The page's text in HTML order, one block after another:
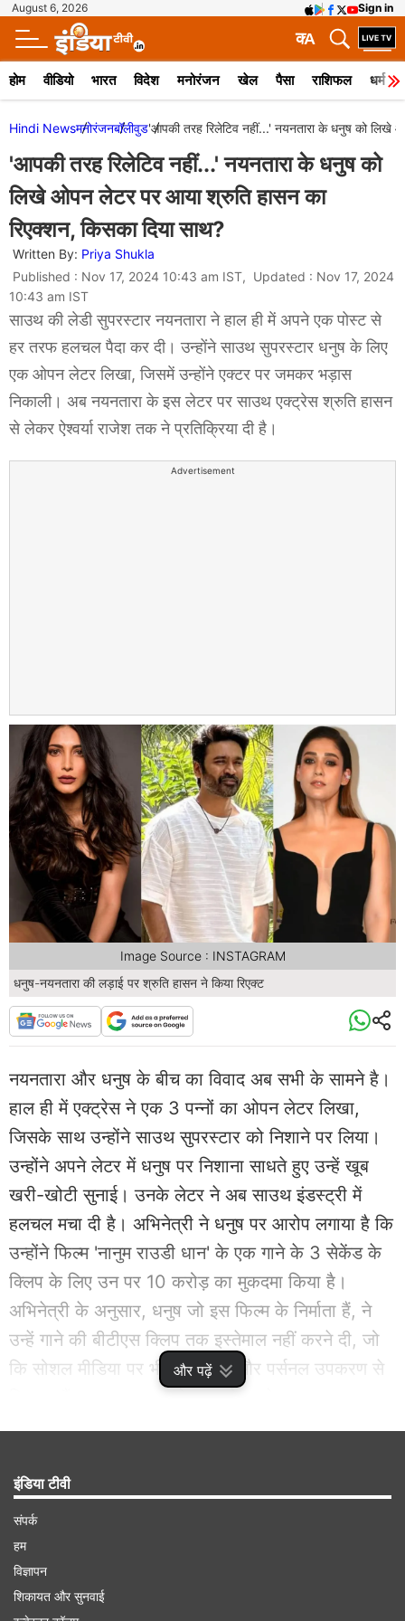
August 6, 2026 Sign in
A
क
होम वीडियो भारत विदेश मनोरंजन खेल पैसा राशिफल धर्म
और पढ़ें
Hindi Newsमनोरंजनबॉलीवुड'आपकी तरह रिलेटिव नहीं...' नयनतारा के धनुष को लिखे
'आपकी तरह रिलेटिव नहीं...' नयनतारा के धनुष को
लिखे ओपन लेटर पर आया श्रुति हासन का
रिएक्शन, किसका दिया साथ?
Written By: Priya Shukla
Published : Nov 17, 2024 10:43 am IST, Updated : Nov 17, 2024
10:43 am IST
साउथ की लेडी सुपरस्टार नयनतारा ने हाल ही में अपने एक पोस्ट से
हर तरफ हलचल पैदा कर दी। उन्होंने साउथ सुपरस्टार धनुष के लिए
एक ओपन लेटर लिखा, जिसमें उन्होंने एक्टर पर जमकर भड़ास
निकाली। अब नयनतारा के इस लेटर पर साउथ एक्ट्रेस श्रुति हासन
से लेकर ऐश्वर्या राजेश तक ने प्रतिक्रिया दी है।
Advertisement
धनुष-नयनतारा की लड़ाई पर श्रुति हासन ने किया रिएक्ट
Image Source : INSTAGRAM
नयनतारा और धनुष के बीच का विवाद अब सभी के सामने है।
हाल ही में एक्ट्रेस ने एक 3 पन्नों का ओपन लेटर लिखा,
जिसके साथ उन्होंने साउथ सुपरस्टार को निशाने पर लिया।
उन्होंने अपने लेटर में धनुष पर निशाना साधते हुए उन्हें खूब
खरी-खोटी सुनाई। उनके लेटर ने अब साउथ इंडस्ट्री में
हलचल मचा दी है। अभिनेत्री ने धनुष पर आरोप लगाया है कि
उन्होंने फिल्म 'नानुम राउडी धान' के एक गाने के 3 सेकेंड के
क्लिप के लिए उन पर 10 करोड़ का मुकदमा किया है।
अभिनेत्री के अनुसार, धनुष जो इस फिल्म के निर्माता हैं, ने
उन्हें गाने की बीटीएस क्लिप तक इस्तेमाल नहीं करने दी, जो
कि सोशल मीडिया पर भी उपलब्ध हैं और पर्सनल उपकरण से
लिए गए हैं। अब नयनतारा के इस ओपन लेटर पर साउथ
स्टार्स के रिएक्शन आना भी शुरू हो गए हैं।
इंडिया टीवी
संपर्क
हम
विज्ञापन
शिकायत और सुनवाई